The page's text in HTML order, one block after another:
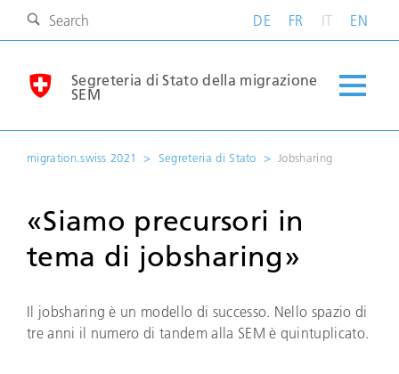
DE FR IT EN
Segreteria di Stato della migrazione
SEM
migration.swiss 2021 Segreteria di Stato Jobsharing
«Siamo precursori in
tema di jobsharing»
Il jobsharing è un modello di successo. Nello spazio di
tre anni il numero di tandem alla SEM è quintuplicato.